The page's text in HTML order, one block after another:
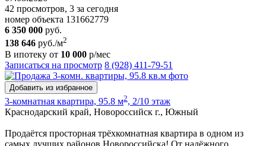
42 просмотров, 3 за сегодня
номер объекта 131662779
6 350 000 руб.
138 646 руб./м2
В ипотеку от 10 000 р/мес
Записаться на просмотр 8 (928) 411-79-51
Добавить из избранное
3-комнатная квартира, 95.8 м2, 2/10 этаж
Краснодарский край, Новороссийск г., Южный
Продаётся просторная трёхкомнатная квартира в одном из
самых лучших районов Новороссийска! От надёжного